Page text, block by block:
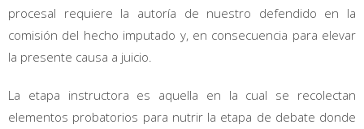
procesal requiere la autoría de nuestro defendido en la
comisión del hecho imputado y, en consecuencia para elevar
la presente causa a juicio.
La etapa instructora es aquella en la cual se recolectan
elementos probatorios para nutrir la etapa de debate donde